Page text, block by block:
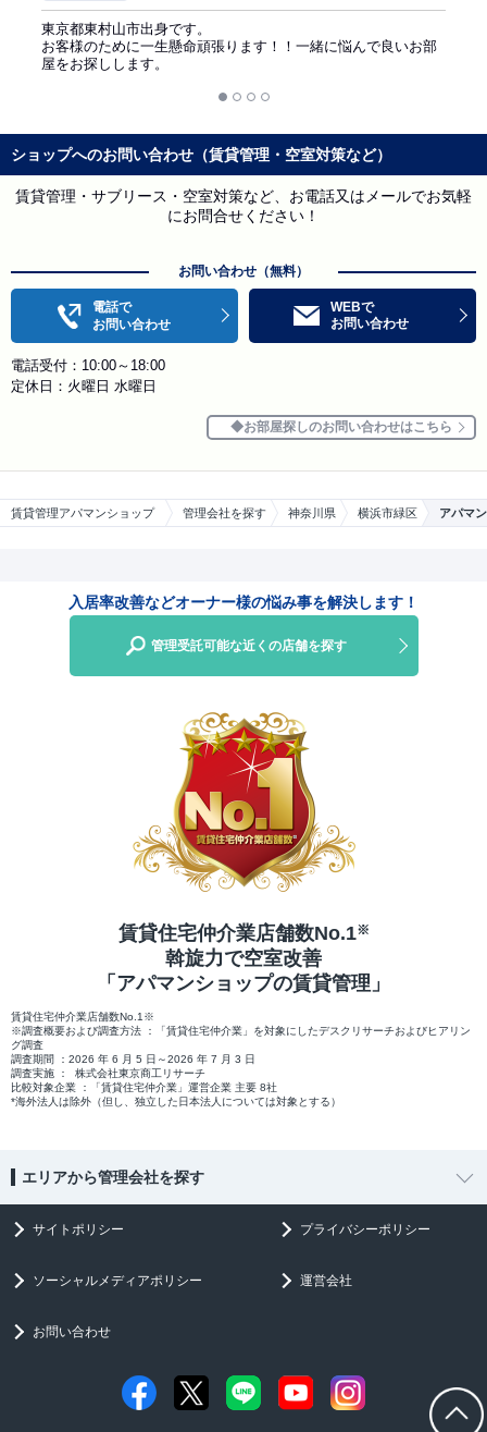
賃貸管理アパマンショップ 管理会社を探す 神奈川県 横浜市緑区 アパマ
東京都東村山市出身です。
お客様のために一生懸命頑張ります！！一緒に悩んで良いお部
屋をお探しします。
ショップへのお問い合わせ（賃貸管理・空室対策など）
賃貸管理・サブリース・空室対策など、お電話又はメールでお気軽
にお問合せください！
お問い合わせ（無料）
電話で
お問い合わせ
WEBで
お問い合わせ
電話受付：10:00～18:00
定休日：火曜日 水曜日
お部屋探しのお問い合わせはこちら
入居率改善などオーナー様の悩み事を解決します！
管理受託可能な近くの店舗を探す
賃貸住宅仲介業店舗数No.1※
斡旋力で空室改善
「アパマンショップの賃貸管理」
賃貸住宅仲介業店舗数No.1※
※調査概要および調査方法 ：「賃貸住宅仲介業」を対象にしたデスクリサーチおよびヒアリン
グ調査
調査期間 ：2026 年 6 月 5 日～2026 年 7 月 3 日
調査実施 ： 株式会社東京商工リサーチ
比較対象企業 ：「賃貸住宅仲介業」運営企業 主要 8社
*海外法人は除外（但し、独立した日本法人については対象とする）
エリアから管理会社を探す
サイトポリシー プライバシーポリシー
ソーシャルメディアポリシー 運営会社
お問い合わせ